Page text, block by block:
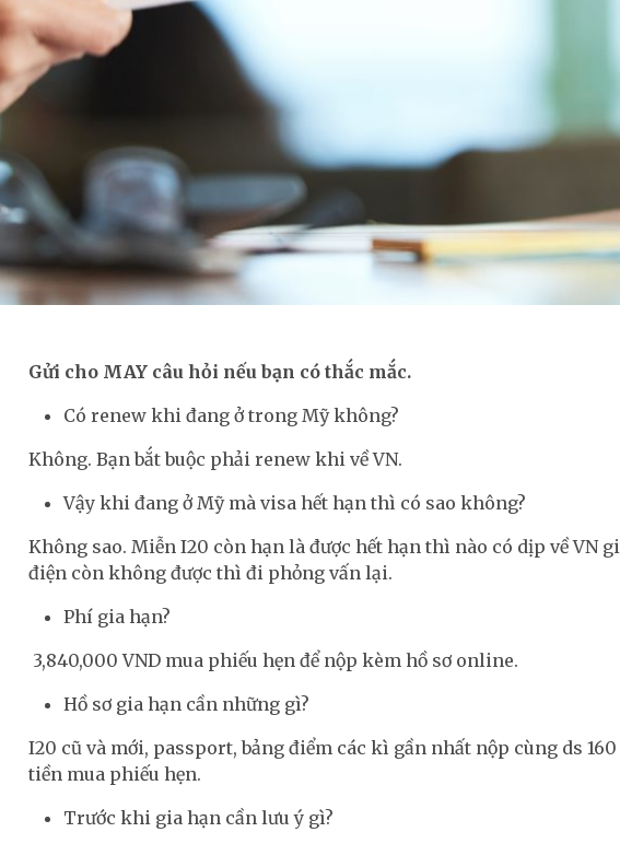
Gửi cho MAY câu hỏi nếu bạn có thắc mắc.
Có renew khi đang ở trong Mỹ không?
Không. Bạn bắt buộc phải renew khi về VN.
Vậy khi đang ở Mỹ mà visa hết hạn thì có sao không?
Không sao. Miễn I20 còn hạn là được hết hạn thì nào có dịp về VN
điện còn không được thì đi phỏng vấn lại.
Phí gia hạn?
3,840,000 VND mua phiếu hẹn để nộp kèm hồ sơ online.
Hồ sơ gia hạn cần những gì?
I20 cũ và mới, passport, bảng điểm các kì gần nhất nộp cùng ds
tiền mua phiếu hẹn.
Trước khi gia hạn cần lưu ý gì?